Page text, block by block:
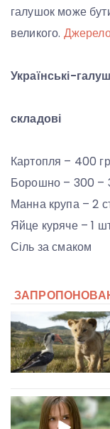
галушок може
великого.
Українські-
складові
Картопля – 400
Борошно – 300 –
Манна крупа – 2
Яйце куряче – 1
Сіль за смаком